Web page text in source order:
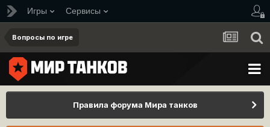
Игры Сервисы
Вопросы по игре
Правила форума Мира танков